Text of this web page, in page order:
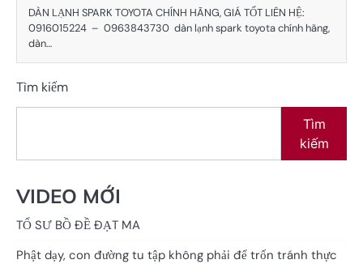
DÀN LẠNH SPARK TOYOTA CHÍNH HÃNG, GIÁ TỐT LIÊN HỆ:
0916015224 – 0963843730 dàn lạnh spark toyota chính hãng,
dàn…
Tìm kiếm
Tìm
kiếm
VIDEO MỚI
TỔ SƯ BỒ ĐỀ ĐẠT MA
Phật dạy, con đường tu tập không phải để trốn tránh thực